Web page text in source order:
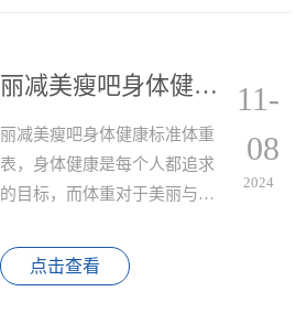
丽减美瘦吧身体健康标准体重表
丽减美瘦吧身体健康标准体重
表，身体健康是每个人都追求
的目标，而体重对于美丽与健
生活方式的变化，越来越多的
人开始关注自己的体重状况，
点击查看
11-
08
2024